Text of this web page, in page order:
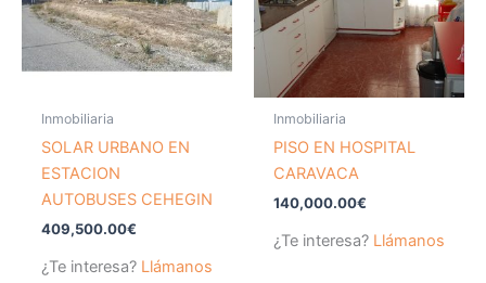
Inmobiliaria
SOLAR URBANO EN
ESTACION
AUTOBUSES CEHEGIN
409,500.00€
¿Te interesa? Llámanos
Inmobiliaria
PISO EN HOSPITAL
CARAVACA
140,000.00€
¿Te interesa? Llámanos